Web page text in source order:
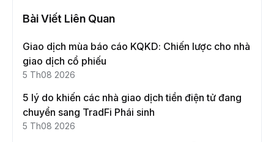
Bài Viết Liên Quan
Giao dịch mùa báo cáo KQKD: Chiến lược cho nhà
giao dịch cổ phiếu
5 Th08 2026
5 lý do khiến các nhà giao dịch tiền điện tử đang
chuyển sang TradFi Phái sinh
5 Th08 2026